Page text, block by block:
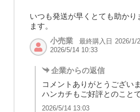
いつも発送が早くとても助か
ます。
小売業
最終購入日 2026/1/
2026/5/14 10:33
企業からの返信
コメントありがとうござい
ハンカチもご好評とのこと
2026/5/14 13:03